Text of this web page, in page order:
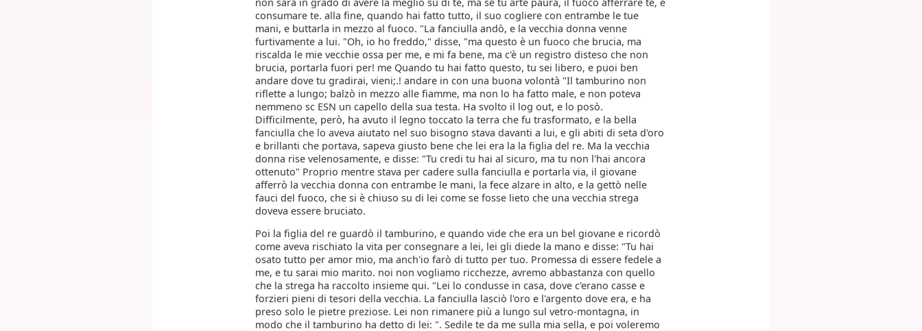
consumare te. alla fine, quando hai fatto tutto, il suo cogliere con entrambe le tue
mani, e buttarla in mezzo al fuoco. "La fanciulla andò, e la vecchia donna venne
furtivamente a lui. "Oh, io ho freddo," disse, "ma questo è un fuoco che brucia, ma
riscalda le mie vecchie ossa per me, e mi fa bene, ma c'è un registro disteso che non
brucia, portarla fuori per! me Quando tu hai fatto questo, tu sei libero, e puoi ben
andare dove tu gradirai, vieni;.! andare in con una buona volontà "Il tamburino non
riflette a lungo; balzò in mezzo alle fiamme, ma non lo ha fatto male, e non poteva
nemmeno sc ESN un capello della sua testa. Ha svolto il log out, e lo posò.
Difficilmente, però, ha avuto il legno toccato la terra che fu trasformato, e la bella
fanciulla che lo aveva aiutato nel suo bisogno stava davanti a lui, e gli abiti di seta d'oro
e brillanti che portava, sapeva giusto bene che lei era la la figlia del re. Ma la vecchia
donna rise velenosamente, e disse: "Tu credi tu hai al sicuro, ma tu non l'hai ancora
ottenuto" Proprio mentre stava per cadere sulla fanciulla e portarla via, il giovane
afferrò la vecchia donna con entrambe le mani, la fece alzare in alto, e la gettò nelle
fauci del fuoco, che si è chiuso su di lei come se fosse lieto che una vecchia strega
doveva essere bruciato.
Poi la figlia del re guardò il tamburino, e quando vide che era un bel giovane e ricordò
come aveva rischiato la vita per consegnare a lei, lei gli diede la mano e disse: "Tu hai
osato tutto per amor mio, ma anch'io farò di tutto per tuo. Promessa di essere fedele a
me, e tu sarai mio marito. noi non vogliamo ricchezze, avremo abbastanza con quello
che la strega ha raccolto insieme qui. "Lei lo condusse in casa, dove c'erano casse e
forzieri pieni di tesori della vecchia. La fanciulla lasciò l'oro e l'argento dove era, e ha
preso solo le pietre preziose. Lei non rimanere più a lungo sul vetro-montagna, in
modo che il tamburino ha detto di lei: ". Sedile te da me sulla mia sella, e poi voleremo